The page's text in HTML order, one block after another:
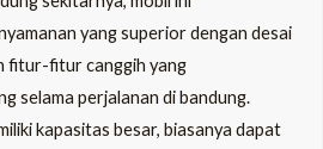
yang superior dengan desai
fitur-fitur canggih yang
selama perjalanan di bandung.
kapasitas besar, biasanya dapat